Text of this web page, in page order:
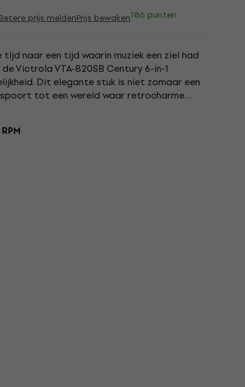
Betere prijs meldenPrijs bewaken186 punten
naar een tijd waarin muziek een ziel had
Victrola VTA-820SB Century 6-in-1
Dit elegante stuk is niet zomaar een
tot een wereld waar retrocharme